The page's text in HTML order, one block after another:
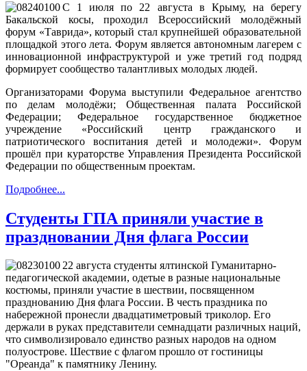
С 1 июля по 22 августа в Крыму, на берегу
Бакальской косы, проходил Всероссийский молодёжный
форум «Таврида», который стал крупнейшей образовательной
площадкой этого лета. Форум является автономным лагерем с
инновационной инфраструктурой и уже третий год подряд
формирует сообщество талантливых молодых людей.
Организаторами Форума выступили Федеральное агентство
по делам молодёжи; Общественная палата Российской
Федерации; Федеральное государственное бюджетное
учреждение «Российский центр гражданского и
патриотического воспитания детей и молодежи». Форум
прошёл при кураторстве Управления Президента Российской
Федерации по общественным проектам.
Подробнее...
Студенты ГПА приняли участие в
праздновании Дня флага России
22 августа студенты ялтинской Гуманитарно-
педагогической академии, одетые в разные национальные
костюмы, приняли участие в шествии, посвященном
празднованию Дня флага России. В честь праздника по
набережной пронесли двадцатиметровый триколор. Его
держали в руках представители семнадцати различных наций,
что символизировало единство разных народов на одном
полуострове. Шествие с флагом прошло от гостиницы
"Ореанда" к памятнику Ленину.